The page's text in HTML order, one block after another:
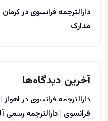
دارالترجمه فرانسوی در
مدارک
آخرین دیدگاه‌ها
دارالترجمه فرانسوی در
فرانسوی | دارالترجمه رسمی